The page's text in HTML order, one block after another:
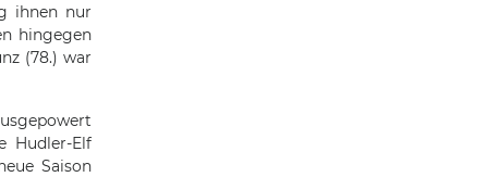
ihnen nur
hingegen
(78.) war
Hudler-Elf
Saison